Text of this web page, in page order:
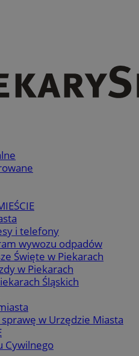
i telefony
wywozu odpadów
Święte w Piekarach
w Piekarach
Śląskich
sprawę w Urzędzie Miasta
Cywilnego